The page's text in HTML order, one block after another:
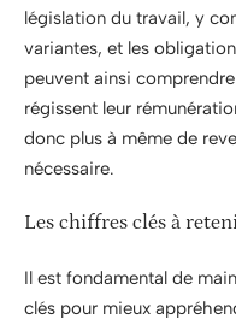
législation du travail, y
variantes, et les
peuvent ainsi
régissent leur
donc plus à même de
nécessaire.
Les chiffres clés à
Il est fondamental de
clés pour mieux